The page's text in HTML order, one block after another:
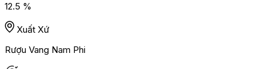
12.5 %
Xuất Xứ
Rượu Vang Nam Phi